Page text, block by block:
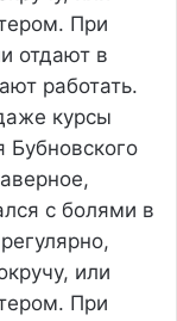
При
отдают в
работать.
курсы
Бубновского
с болями в
или
При